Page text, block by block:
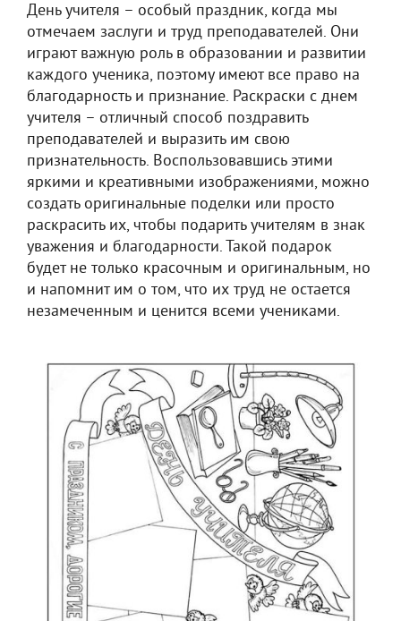
День учителя – особый праздник, когда мы
отмечаем заслуги и труд преподавателей. Они
играют важную роль в образовании и развитии
каждого ученика, поэтому имеют все право на
благодарность и признание. Раскраски с днем
учителя – отличный способ поздравить
преподавателей и выразить им свою
признательность. Воспользовавшись этими
яркими и креативными изображениями, можно
создать оригинальные поделки или просто
раскрасить их, чтобы подарить учителям в знак
уважения и благодарности. Такой подарок
будет не только красочным и оригинальным, но
и напомнит им о том, что их труд не остается
незамеченным и ценится всеми учениками.